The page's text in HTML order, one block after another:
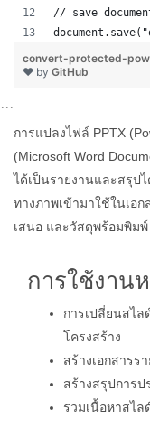
// save
convert-protected-
❤ by GitHub
```
การแปลงไฟล์ PPTX
(Microsoft Word
ได้เป็นรายงานและสรุป
ทางภาพเข้ามาใช้ในเอก
เสนอ และวัสดุพร้อมพิมพ์
การใช้งาน
การเปลี่ยนสไล
โครงสร้าง
สร้างเอกสารร
สร้างสรุปการ
รวมเนื้อหาสไล